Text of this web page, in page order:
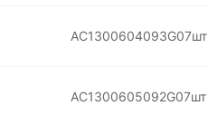
АС1300604093G07шт
АС1300605092G07шт